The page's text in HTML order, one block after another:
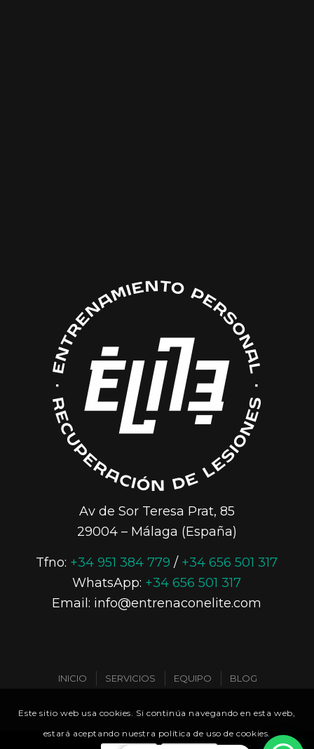
Av de Sor Teresa Prat, 85
29004 – Málaga (España)
Tfno: +34 951 384 779 / +34 656 501 317
WhatsApp: +34 656 501 317
Email: info@entrenaconelite.com
INICIO SERVICIOS EQUIPO BLOG
CONTACTO
Este sitio web usa cookies. Si continúa navegando en esta web,
estará aceptando nuestra política de uso de cookies.